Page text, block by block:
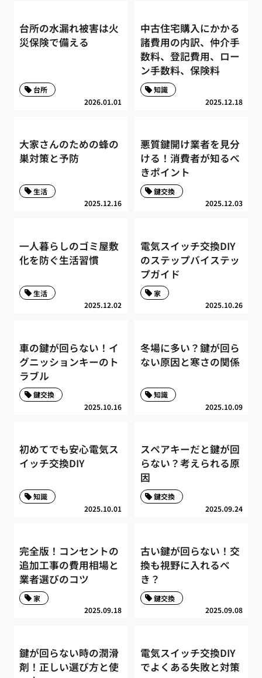
台所の水漏れ被害は火
災保険で備える
2026.01.01
台所
中古住宅購入にかかる
諸費用の内訳、仲介手
数料、登記費用、ロー
ン手数料、保険料
2025.12.18
知識
大家さんのための蜂の
巣対策と予防
2025.12.16
生活
悪質鍵開け業者を見分
ける！消費者が知るべ
きポイント
2025.12.03
鍵交換
一人暮らしのゴミ屋敷
化を防ぐ生活習慣
2025.12.02
生活
電気スイッチ交換DIY
のステップバイステッ
プガイド
2025.10.26
家
車の鍵が回らない！イ
グニッションキーのト
ラブル
2025.10.16
鍵交換
冬場に多い？鍵が回ら
ない原因と寒さの関係
2025.10.09
知識
初めてでも安心電気ス
イッチ交換DIY
2025.10.01
知識
スペアキーだと鍵が回
らない？考えられる原
因
2025.09.24
鍵交換
完全版！コンセントの
追加工事の費用相場と
業者選びのコツ
2025.09.18
家
古い鍵が回らない！交
換も視野に入れるべ
き？
2025.09.08
鍵交換
鍵が回らない時の潤滑
剤！正しい選び方と使
電気スイッチ交換DIY
でよくある失敗と対策